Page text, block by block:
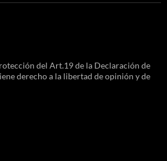
del Art.19 de la Declaración de
derecho a la libertad de opinión y de